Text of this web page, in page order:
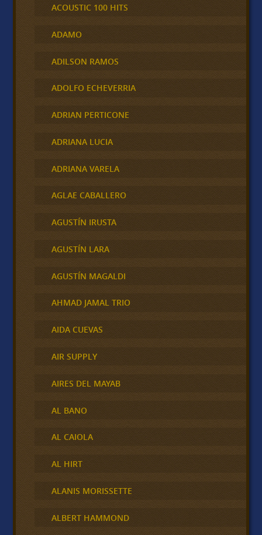
ACOUSTIC 100 HITS
ADAMO
ADILSON RAMOS
ADOLFO ECHEVERRIA
ADRIAN PERTICONE
ADRIANA LUCIA
ADRIANA VARELA
AGLAE CABALLERO
AGUSTÍN IRUSTA
AGUSTÍN LARA
AGUSTÍN MAGALDI
AHMAD JAMAL TRIO
AIDA CUEVAS
AIR SUPPLY
AIRES DEL MAYAB
AL BANO
AL CAIOLA
AL HIRT
ALANIS MORISSETTE
ALBERT HAMMOND